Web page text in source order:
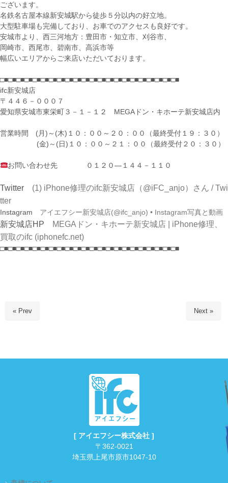
ございます。
名鉄名古屋本線新安城駅から徒歩５分以内の好立地。
大型駐車場も完備しており、お車でのアクセスも良好です。
安城市より、西三河地方：豊田市・知立市、刈谷市、
岡崎市、西尾市、碧南市、高浜市等
幅広いエリアからご来店いただいております。
□■□■□■□■□■□■□■□■□■□■□■□■□■□■□■□■□■□■□■□■□■□■
ifc新安城店
〒４４６－０００７
愛知県安城市東栄町３－１－１２ MEGAドン・キホーテ新安城店内
営業時間 (月)～(木)１０：００～２０：００（最終受付１９：３０）
(金)～(日)１０：００～２１：００（最終受付２０：３０）
お問い合わせ先 ０１２０―１４４－１１０
Twitter (1) iPhone修理のifc新安城店（@iFC_anjo）さん / Twi
tter
Instagram アイエフシー新安城店(@ifc_anjo) • Instagram写真と動画
新安城店HP
MEGAドン・キホーテ新安城店 | iPhone修理、
買取のifc (iphonefc.net)
□■□■□■□■□■□■□■□■□■□■□■□■□■□■□■□■□■□■□■□■□■□■
« Prev Next »
[ アイエフシー株式会社 ]
〒362-0021
埼玉県上尾市原市1047-10